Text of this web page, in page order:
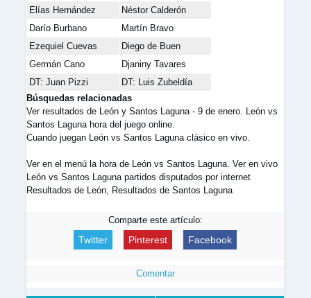
Elías Hernández
Néstor Calderón
Darío Burbano
Martín Bravo
Ezequiel Cuevas
Diego de Buen
Germán Cano
Djaniny Tavares
DT: Juan Pizzi
DT: Luis Zubeldía
Búsquedas relacionadas
Ver resultados de León y Santos Laguna - 9 de enero. León vs
Santos Laguna hora del juego online.
Cuando juegan León vs Santos Laguna clásico en vivo.
Ver en el menú la hora de León vs Santos Laguna. Ver en vivo
León vs Santos Laguna partidos disputados por internet
Resultados de León, Resultados de Santos Laguna
Comparte este artículo:
Twitter Pinterest Facebook
Comentar